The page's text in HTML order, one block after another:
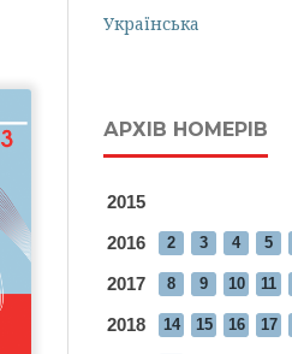
Українська
АРХІВ НОМЕРІВ
2015
2016 2 3 4 5
2017 8 9 10 11
2018 14 15 16 17